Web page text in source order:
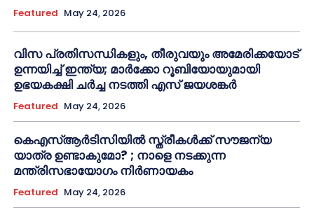
Featured May 24, 2026
വിസ പ്രതിസന്ധികളും, തീരുവയും അമേരിക്കയോട്
ഉന്നയിച്ച് ഇന്ത്യ; മാർക്കോ റൂബിയോയുമായി
ഉഭയകക്ഷി ചർച്ച നടത്തി എസ് ജയശങ്കർ
Featured May 24, 2026
കെഎസ്ആർടിസിയിൽ സ്ത്രീകൾക്ക് സൗജന്യ
യാത്ര ഉണ്ടാകുമോ? ; നാളെ നടക്കുന്ന
മന്ത്രിസഭായോഗം നിർണായകം
Featured May 24, 2026